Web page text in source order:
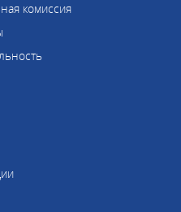
комиссия